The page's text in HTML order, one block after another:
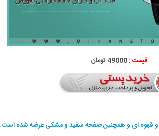
قیمت :49000 تومان